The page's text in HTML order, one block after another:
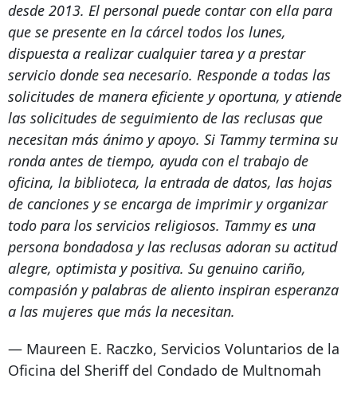
desde 2013. El personal puede contar con ella para
que se presente en la cárcel todos los lunes,
dispuesta a realizar cualquier tarea y a prestar
servicio donde sea necesario. Responde a todas las
solicitudes de manera eficiente y oportuna, y atiende
las solicitudes de seguimiento de las reclusas que
necesitan más ánimo y apoyo. Si Tammy termina su
ronda antes de tiempo, ayuda con el trabajo de
oficina, la biblioteca, la entrada de datos, las hojas
de canciones y se encarga de imprimir y organizar
todo para los servicios religiosos. Tammy es una
persona bondadosa y las reclusas adoran su actitud
alegre, optimista y positiva. Su genuino cariño,
compasión y palabras de aliento inspiran esperanza
a las mujeres que más la necesitan.
— Maureen E. Raczko, Servicios Voluntarios de la
Oficina del Sheriff del Condado de Multnomah